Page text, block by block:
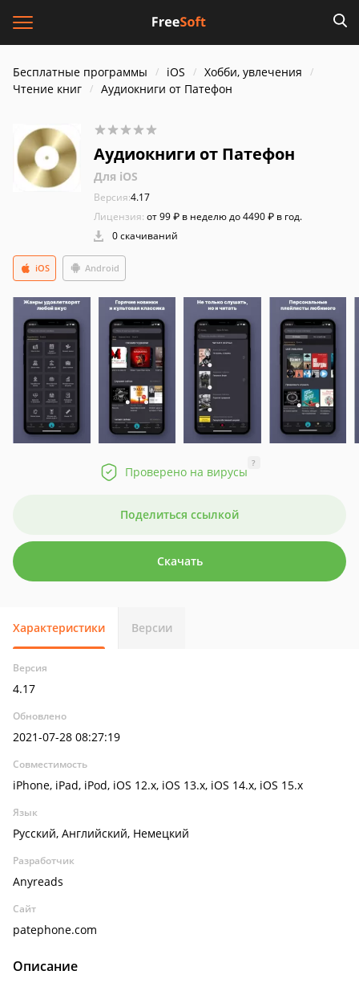
Бесплатные программы iOS
Хобби, увлечения
Чтение книг
Аудиокниги от Патефон
Аудиокниги от Патефон
Для iOS
Версия:4.17
Лицензия: от 99 ₽ в неделю до 4490 ₽ в год.
0 скачиваний
Android
iOS
Проверено на вирусы
?
Поделиться ссылкой
Скачать
Характеристики Версии
Версия
4.17
Обновлено
2021-07-28 08:27:19
Совместимость
iPhone, iPad, iPod, iOS 12.x, iOS 13.x, iOS 14.x, iOS 15.x
Язык
Русский, Английский, Немецкий
Разработчик
Anyreads
Сайт
patephone.com
Описание